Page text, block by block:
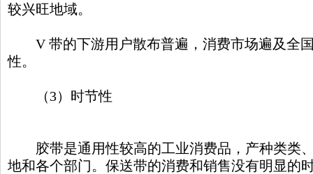
较兴旺地域。
V 带的下游用户散布普遍，消费市场遍及全
性。
（3）时节性
胶带是通用性较高的工业消费品，产种类类
地和各个部门。保送带的消费和销售没有明显的